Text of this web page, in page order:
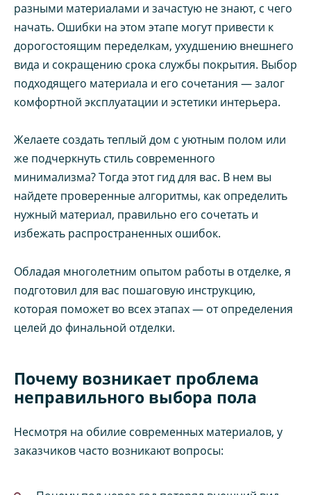
разными материалами и зачастую не знают, с чего
начать. Ошибки на этом этапе могут привести к
дорогостоящим переделкам, ухудшению внешнего
вида и сокращению срока службы покрытия. Выбор
подходящего материала и его сочетания — залог
комфортной эксплуатации и эстетики интерьера.
Желаете создать теплый дом с уютным полом или
же подчеркнуть стиль современного
минимализма? Тогда этот гид для вас. В нем вы
найдете проверенные алгоритмы, как определить
нужный материал, правильно его сочетать и
избежать распространенных ошибок.
Обладая многолетним опытом работы в отделке, я
подготовил для вас пошаговую инструкцию,
которая поможет во всех этапах — от определения
целей до финальной отделки.
Почему возникает проблема
неправильного выбора пола
Несмотря на обилие современных материалов, у
заказчиков часто возникают вопросы: